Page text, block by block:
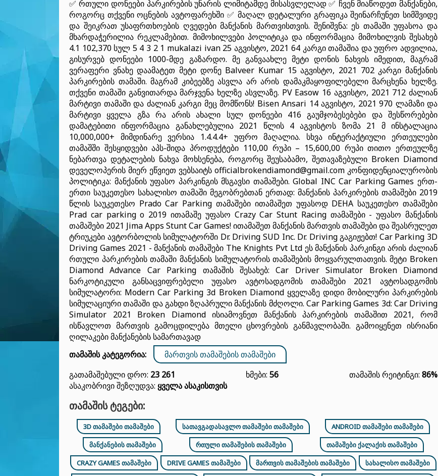
✅ რთული დონეები პარკირების უნარის ლიმიტამდე მისასვლელად ✅ ჩვენ მიაწოდეთ მანქანები,
როგორც თქვენი ოცნების ავტოფარეხში ✅ მაღალ დეტალური გრაფიკა შეინარჩუნეთ სიმშვიდე
და შეიკრათ უსაფრთხოების ღვედები მანქანის მართვისთვის. შენიშვნა: ეს თამაში უფასოა და
მხარდაჭერილია რეკლამებით. მიმოხილვები პოლიტიკა და ინფორმაცია მიმოხილვის შესახებ
4.1 102,370 სულ 5 4 3 2 1 mukalazi ivan 25 აგვისტო, 2021 64 კარგი თამაშია და უფრო ადვილია,
გისურვებ დონეები 1000-მდე გაზარდო. მე განვაახლე მეტი დონის ნახვის იმედით, მაგრამ
ვერაფერი ვნახე დაამატეთ მეტი დონე Balveer Kumar 15 აგვისტო, 2021 702 კარგი მანქანის
პარკირების თამაში. მაგრამ კიბეებზე ასვლა არ არის დამაკმაყოფილებელი მარცხენა ხელზე.
თქვენი თამაში განვითარდა მარჯვენა ხელზე ასვლაზე. PV Easow 16 აგვისტო, 2021 712 ძალიან
მარტივი თამაში და ძალიან კარგი მეც მომწონს! Bisen Ansari 14 აგვისტო, 2021 970 ლამაზი და
მარტივი ყველა გზა რა არის ახალი სულ დონეები 416 გაუმჯობესებები და შესწორებები
დამატებითი ინფორმაცია განახლებულია 2021 წლის 4 აგვისტოს ზომა 21 მ ინსტალაცია
10,000,000+ მიმდინარე ვერსია 1.4.4.4+ უფრო მაღალია. სხვა ინტერაქტიული ერთეულები
თამაშში შესყიდვები აპს-შიდა პროდუქტები 110,00 რუპი – 15,600,00 რუპი თითო ერთეულზე
ნებართვა დეტალების ნახვა მოხსენება, როგორც შეუსაბამო, შეთავაზებული Broken Diamond
დეველოპერის მიერ ეწვიეთ ვებსაიტს officialbrokendiamond@gmail.com კონფიდენციალურობის
პოლიტიკა: მანქანის უფასო პარკინგის მსგავსი თამაშები. Global INC Car Parking Games ერთ-
ერთი საუკეთესო სახალისო თამაში მეგობრებთან ერთად: მანქანის პარკირების თამაშები 2019
წლის საუკეთესო Prado Car Parking თამაშები ითამაშეთ უფასოდ DEHA საუკეთესო თამაშები
Prad car parking o 2019 ითამაშე უფასო Crazy Car Stunt Racing თამაშები - უფასო მანქანის
თამაშები 2021 Jima Apps Stunt Car Games! ითამაშეთ მანქანის მართვის თამაშები და შეასრულეთ
ტრიუკები ავტორბოლის სიმულატორში Dr. Driving SUD Inc. Dr. Driving გაგიჟებთ! Car Parking 3D
Driving Games 2021 - მანქანის თამაშები The Knights Pvt Ltd ეს მანქანის პარკინგი არის ძალიან
რთული პარკირების თამაში მანქანის სიმულატორის თამაშების მოყვარულთათვის. მეტი Broken
Diamond Advance Car Parking თამაშის შესახებ: Car Driver Simulator Broken Diamond
ნარკოტიკული განსაცვიფრებელი უფასო ავტოსადგომის თამაშები 2021 ავტოსადგომის
სიმულატორი: Modern Car Parking 3d Broken Diamond ყველაზე დიდი მობილური პარკირების
სიმულაციური თამაში და გახდი ზღაპრული მანქანის მძღოლი. Car Parking Games 3d: Car Driving
Simulator 2021 Broken Diamond ისიამოვნეთ მანქანის პარკირების თამაშით 2021, რომ
ისწავლოთ მართვის გამოცდილება მთელი ცხოვრების განმავლობაში. გამოიყენეთ ისრიანი
ღილაკები მანქანების სამართავად
თამაშის კატეგორია:
ᲛᲐᲠᲗᲕᲘᲡ ᲗᲐᲛᲐᲨᲔᲑᲘᲡ ᲗᲐᲛᲐᲨᲔᲑᲘ
Გათამაშებული Დრო: 23 261 Ხმები: 56 Თამაშის Რეიტინგი: 86%
Ასაკობრივი Შეზღუდვა: Ყველა Ასაკისთვის
ᲗᲐᲛᲐᲨᲘᲡ ᲢᲔᲒᲔᲑᲘ:
3D ᲗᲐᲛᲐᲨᲔᲑᲘ ᲗᲐᲛᲐᲨᲔᲑᲘ ᲡᲐᲗᲐᲕᲒᲐᲓᲐᲡᲐᲕᲚᲝ ᲗᲐᲛᲐᲨᲔᲑᲘ ᲗᲐᲛᲐᲨᲔᲑᲘ
ANDROID ᲗᲐᲛᲐᲨᲔᲑᲘ ᲗᲐᲛᲐᲨᲔᲑᲘ
ᲛᲐᲜᲥᲐᲜᲔᲑᲘᲡ ᲗᲐᲛᲐᲨᲔᲑᲘ
ᲠᲗᲣᲚᲘ ᲗᲐᲛᲐᲨᲔᲑᲘᲡ ᲗᲐᲛᲐᲨᲔᲑᲘ
ᲗᲐᲛᲐᲨᲔᲑᲘ ᲥᲐᲚᲐᲥᲘᲡ ᲗᲐᲛᲐᲨᲔᲑᲘ
CRAZY GAMES ᲗᲐᲛᲐᲨᲔᲑᲘ
DRIVE GAMES ᲗᲐᲛᲐᲨᲔᲑᲘ ᲛᲐᲠᲗᲕᲘᲡ ᲗᲐᲛᲐᲨᲔᲑᲘᲡ ᲗᲐᲛᲐᲨᲔᲑᲘ
ᲡᲐᲮᲐᲚᲘᲡᲝ ᲗᲐᲛᲐᲨᲔᲑᲘ